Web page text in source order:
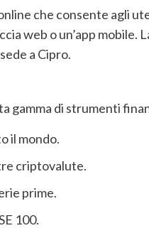
che consente agli
web o un’app mobile.
a Cipro.
gamma di strumenti
il mondo.
criptovalute.
prime.
100.